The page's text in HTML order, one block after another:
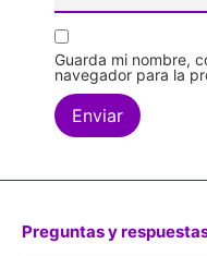
Guarda mi nombre,
navegador para la
Preguntas y